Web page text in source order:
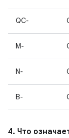
QC-
M-
N-
B-
4. Что